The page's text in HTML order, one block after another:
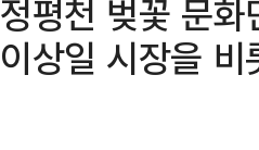
정평천 벚꽃 문
이상일 시장을